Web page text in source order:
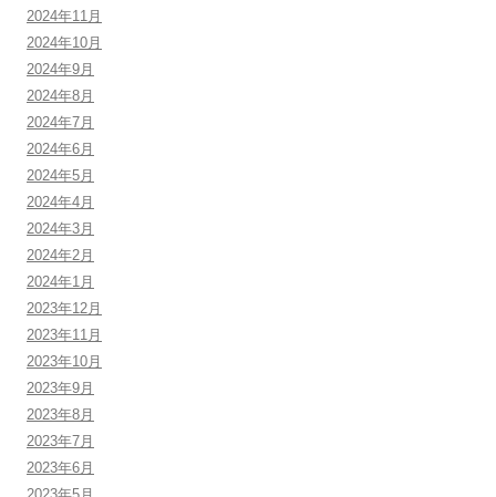
2024年11月
2024年10月
2024年9月
2024年8月
2024年7月
2024年6月
2024年5月
2024年4月
2024年3月
2024年2月
2024年1月
2023年12月
2023年11月
2023年10月
2023年9月
2023年8月
2023年7月
2023年6月